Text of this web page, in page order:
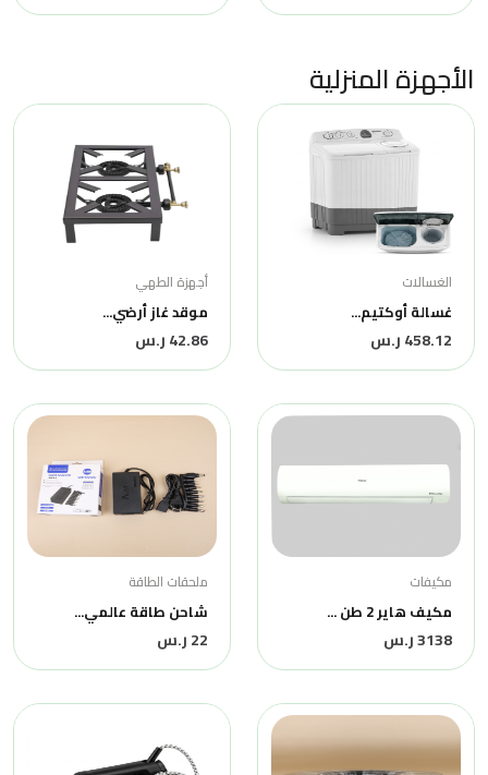
الأجهزة المنزلية
الغسالات
غسالة أوكتيم...
458.12 ر.س
أجهزة الطهي
موقد غاز أرضي...
42.86 ر.س
مكيفات
مكيف هاير 2 طن ...
3138 ر.س
ملحقات الطاقة
شاحن طاقة عالمي...
22 ر.س